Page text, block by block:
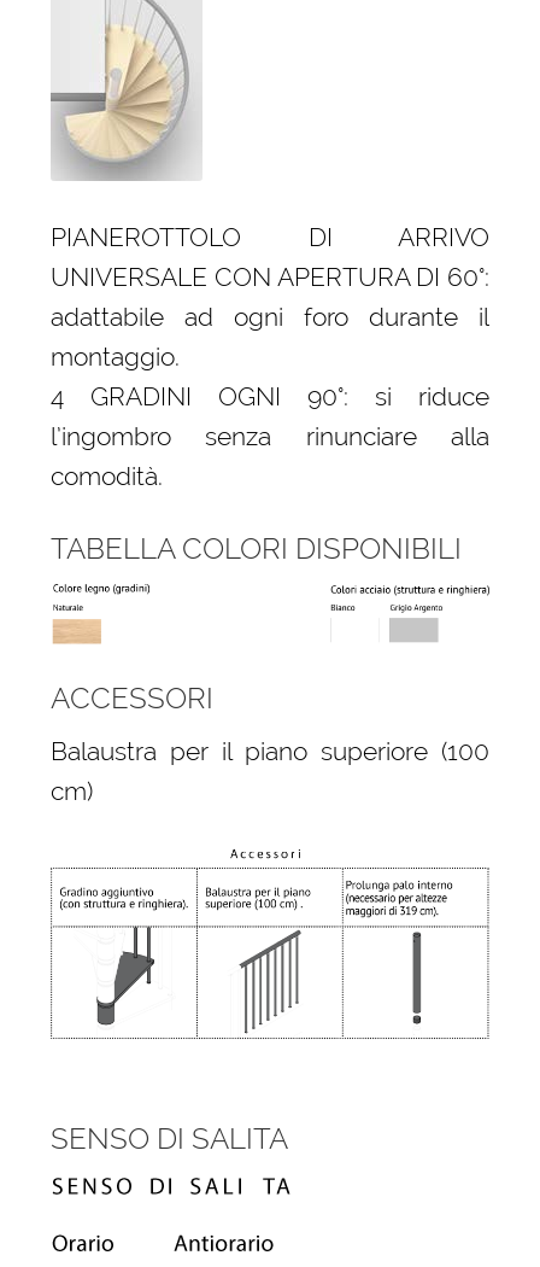
PIANEROTTOLO DI ARRIVO
UNIVERSALE CON APERTURA DI 60°:
adattabile ad ogni foro durante il
montaggio.
4 GRADINI OGNI 90°: si riduce
l’ingombro senza rinunciare alla
comodità.
TABELLA COLORI DISPONIBILI
ACCESSORI
Balaustra per il piano superiore (100
cm)
SENSO DI SALITA